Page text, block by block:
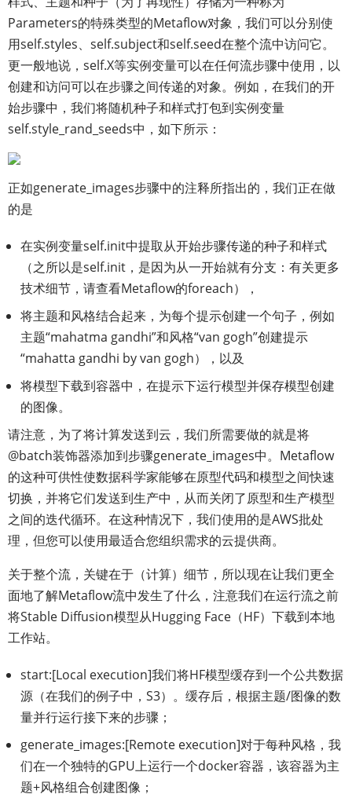
Parameters的特殊类型的Metaflow对象，我们可以分别使
用self.styles、self.subject和self.seed在整个流中访问它。
更一般地说，self.X等实例变量可以在任何流步骤中使用，以
创建和访问可以在步骤之间传递的对象。例如，在我们的开
始步骤中，我们将随机种子和样式打包到实例变量
self.style_rand_seeds中，如下所示：
正如generate_images步骤中的注释所指出的，我们正在做
的是
在实例变量self.init中提取从开始步骤传递的种子和样式
（之所以是self.init，是因为从一开始就有分支：有关更多
技术细节，请查看Metaflow的foreach），
将主题和风格结合起来，为每个提示创建一个句子，例如
主题“mahatma gandhi”和风格“van gogh”创建提示
“mahatta gandhi by van gogh），以及
将模型下载到容器中，在提示下运行模型并保存模型创建
的图像。
请注意，为了将计算发送到云，我们所需要做的就是将
@batch装饰器添加到步骤generate_images中。Metaflow
的这种可供性使数据科学家能够在原型代码和模型之间快速
切换，并将它们发送到生产中，从而关闭了原型和生产模型
之间的迭代循环。在这种情况下，我们使用的是AWS批处
理，但您可以使用最适合您组织需求的云提供商。
关于整个流，关键在于（计算）细节，所以现在让我们更全
面地了解Metaflow流中发生了什么，注意我们在运行流之前
将Stable Diffusion模型从Hugging Face（HF）下载到本地
工作站。
start:[Local execution]我们将HF模型缓存到一个公共数据
源（在我们的例子中，S3）。缓存后，根据主题/图像的数
量并行运行接下来的步骤；
generate_images:[Remote execution]对于每种风格，我
们在一个独特的GPU上运行一个docker容器，该容器为主
题+风格组合创建图像；